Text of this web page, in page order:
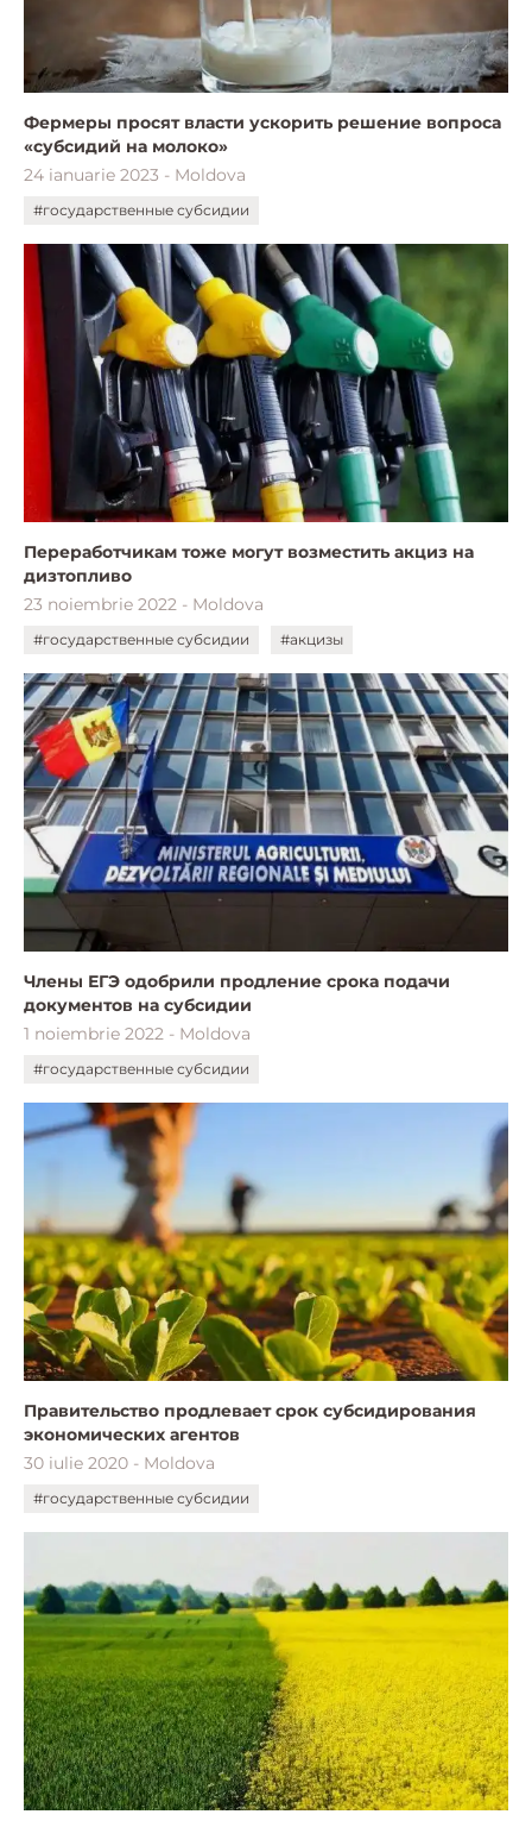
Фермеры просят власти ускорить решение вопроса
24 ianuarie 2023 - Moldova
#государственные субсидии
Переработчикам тоже могут возместить акциз на
дизтопливо
23 noiembrie 2022 - Moldova
#государственные субсидии #акцизы
Члены ЕГЭ одобрили продление срока подачи
документов на субсидии
1 noiembrie 2022 - Moldova
#государственные субсидии
Правительство продлевает срок субсидирования
экономических агентов
30 iulie 2020 - Moldova
#государственные субсидии